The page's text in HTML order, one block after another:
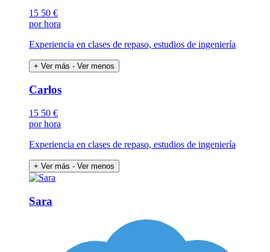
15 50 €
por hora
Experiencia en clases de repaso, estudios de ingeniería
+ Ver más - Ver menos
Carlos
15 50 €
por hora
Experiencia en clases de repaso, estudios de ingeniería
+ Ver más - Ver menos
Sara